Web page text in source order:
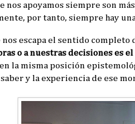
nos apoyamos siempre son
por tanto, siempre hay
escapa el sentido completo
o a nuestras decisiones es
la misma posición
y la experiencia de ese